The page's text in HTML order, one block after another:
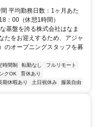
平均勤務日数：1ヶ月あた
：00（休憩1時間）
基盤を誇る株式会社はなま
たをお迎えするため、アジャ
のオープニングスタッフを募
時間制 転勤なし
フルリモート
クOK
育休あり
期休暇あり 土日祝休み 服装自由